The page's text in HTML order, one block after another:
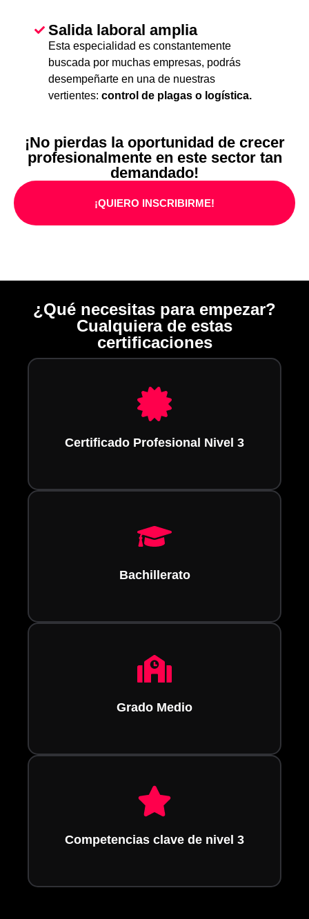
Salida laboral amplia
Esta especialidad es constantemente
buscada por muchas empresas, podrás
desempeñarte en una de nuestras
vertientes: control de plagas o logística.
¡No pierdas la oportunidad de crecer
profesionalmente en este sector tan
demandado!
¡QUIERO INSCRIBIRME!
¿Qué necesitas para empezar?
Cualquiera de estas
certificaciones
Certificado Profesional Nivel 3
Bachillerato
Grado Medio
Competencias clave de nivel 3